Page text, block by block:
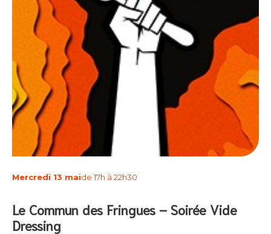
Mercredi 13 maide 17h à 22h30
Le Commun des Fringues – Soirée Vide
Dressing